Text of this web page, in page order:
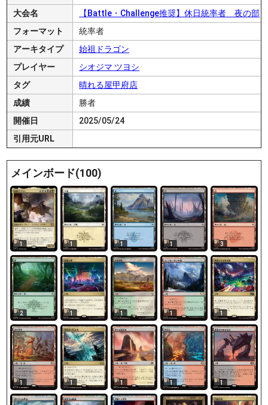
大会名
【Battle・Challenge推奨】休日統率者 夜の部
フォーマット
統率者
アーキタイプ
始祖ドラゴン
プレイヤー
シオジマ ツヨシ
タグ
晴れる屋甲府店
成績
勝者
開催日
2025/05/24
引用元URL
メインボード(100)
1 1 1 1 3
2 1 1 1 1
1 1 1 1 1